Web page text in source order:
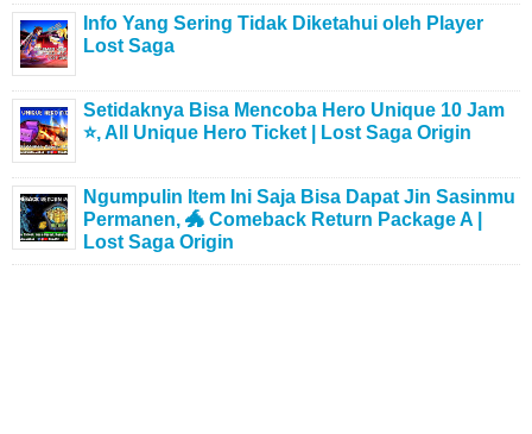
Info Yang Sering Tidak Diketahui oleh Player
Lost Saga
Setidaknya Bisa Mencoba Hero Unique 10 Jam
⭐, All Unique Hero Ticket | Lost Saga Origin
Ngumpulin Item Ini Saja Bisa Dapat Jin Sasinmu
Permanen, 🐲 Comeback Return Package A |
Lost Saga Origin